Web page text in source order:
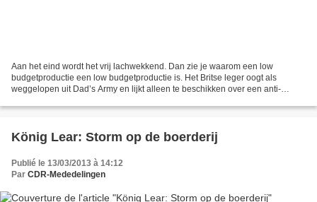
Aan het eind wordt het vrij lachwekkend. Dan zie je waarom een low
budgetproductie een low budgetproductie is. Het Britse leger oogt als
weggelopen uit Dad’s Army en lijkt alleen te beschikken over een anti-
König Lear: Storm op de boerderij
Publié le 13/03/2013 à 14:12
Par CDR-Mededelingen